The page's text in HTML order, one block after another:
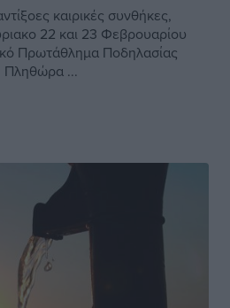
καιρικές συνθήκες,
22 και 23 Φεβρουαρίου
Πρωτάθλημα Ποδηλασίας
...